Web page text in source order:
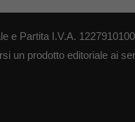
e Partita I.V.A.
un prodotto editoriale ai